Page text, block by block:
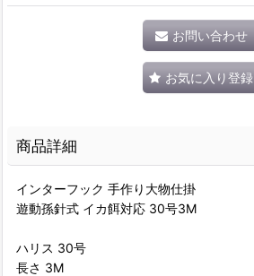
お問い合わせ
お気に入り登録
商品詳細
インターフック 手作り大物仕掛
遊動孫針式 イカ餌対応 30号3M
ハリス 30号
長さ 3M